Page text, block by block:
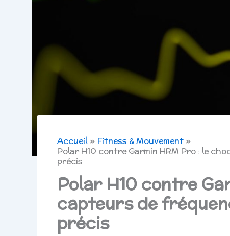
Accueil
Fitness & Mouvement
Polar H10 contre Garmin HRM Pro : le
précis
Polar H10 contre
capteurs de
précis